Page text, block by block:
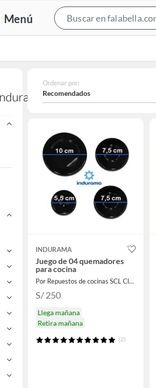
Menú
Ordenar por:
Recomendados
INDURAMA
Juego de 04 quemadores
para cocina
Por Repuestos de cocinas SCL Cleaners
S/ 250
Llega mañana
Retira mañana
(2)